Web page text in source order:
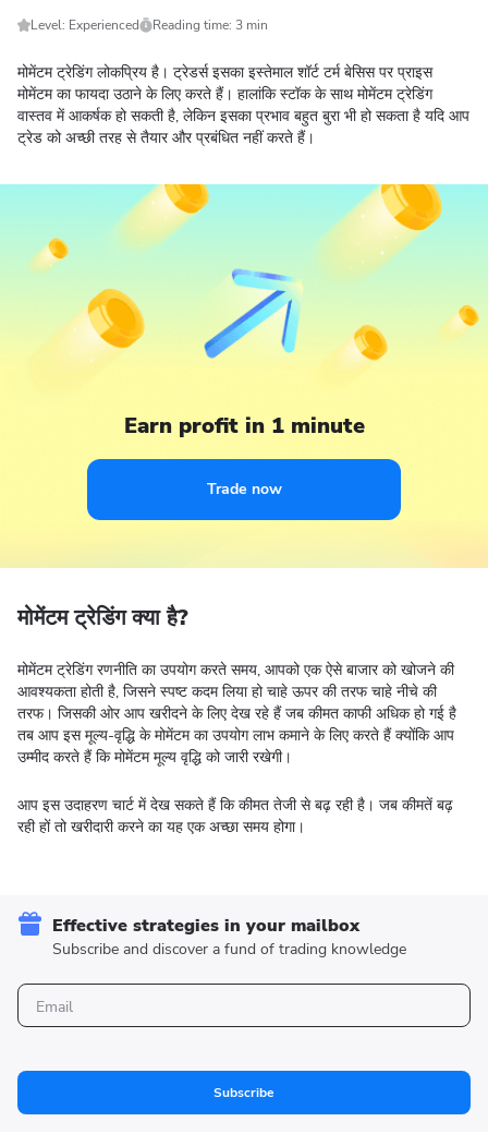
Level: Experienced Reading time: 3 min
मोमेंटम ट्रेडिंग लोकप्रिय है। ट्रेडर्स इसका इस्तेमाल शॉर्ट टर्म बेसिस पर प्राइस
मोमेंटम का फायदा उठाने के लिए करते हैं। हालांकि स्टॉक के साथ मोमेंटम ट्रेडिंग
वास्तव में आकर्षक हो सकती है, लेकिन इसका प्रभाव बहुत बुरा भी हो सकता है यदि आप
ट्रेड को अच्छी तरह से तैयार और प्रबंधित नहीं करते हैं।
Earn profit in 1 minute
Trade now
मोमेंटम ट्रेडिंग क्या है?
मोमेंटम ट्रेडिंग रणनीति का उपयोग करते समय, आपको एक ऐसे बाजार को खोजने की
आवश्यकता होती है, जिसने स्पष्ट कदम लिया हो चाहे ऊपर की तरफ चाहे नीचे की
तरफ। जिसकी ओर आप खरीदने के लिए देख रहे हैं जब कीमत काफी अधिक हो गई है
तब आप इस मूल्य-वृद्धि के मोमेंटम का उपयोग लाभ कमाने के लिए करते हैं क्योंकि आप
उम्मीद करते हैं कि मोमेंटम मूल्य वृद्धि को जारी रखेगी।
आप इस उदाहरण चार्ट में देख सकते हैं कि कीमत तेजी से बढ़ रही है। जब कीमतें बढ़
रही हों तो खरीदारी करने का यह एक अच्छा समय होगा।
Effective strategies in your mailbox
Subscribe and discover a fund of trading knowledge
Subscribe